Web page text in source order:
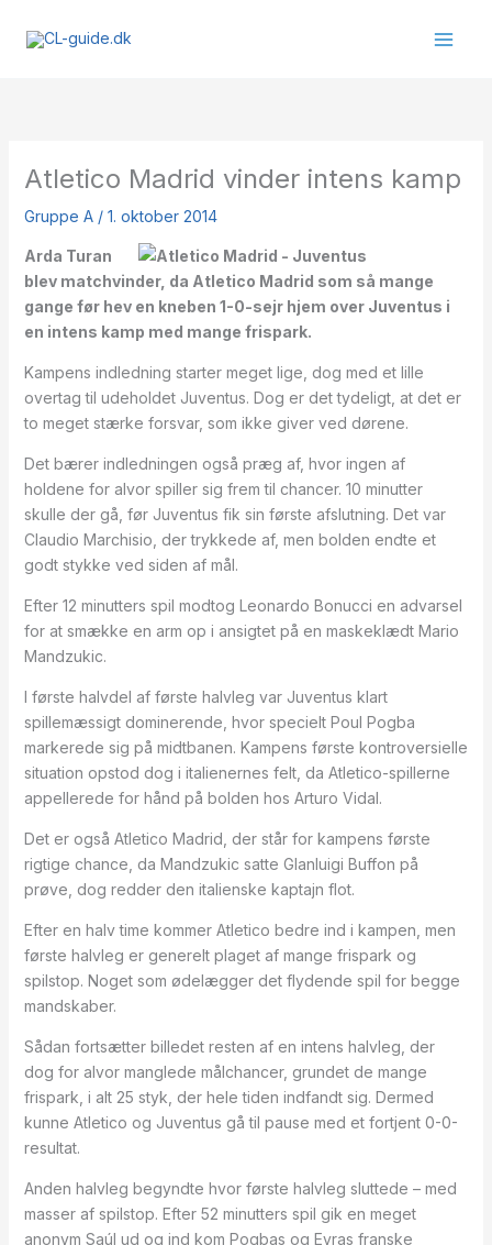
Atletico Madrid vinder intens kamp
Gruppe A/ 1. oktober 2014
Arda Turan
blev matchvinder, da Atletico Madrid som så mange
gange før hev en kneben 1-0-sejr hjem over Juventus i
en intens kamp med mange frispark.
Kampens indledning starter meget lige, dog med et lille
overtag til udeholdet Juventus. Dog er det tydeligt, at det er
to meget stærke forsvar, som ikke giver ved dørene.
Det bærer indledningen også præg af, hvor ingen af
holdene for alvor spiller sig frem til chancer. 10 minutter
skulle der gå, før Juventus fik sin første afslutning. Det var
Claudio Marchisio, der trykkede af, men bolden endte et
godt stykke ved siden af mål.
Efter 12 minutters spil modtog Leonardo Bonucci en advarsel
for at smække en arm op i ansigtet på en maskeklædt Mario
Mandzukic.
I første halvdel af første halvleg var Juventus klart
spillemæssigt dominerende, hvor specielt Poul Pogba
markerede sig på midtbanen. Kampens første kontroversielle
situation opstod dog i italienernes felt, da Atletico-spillerne
appellerede for hånd på bolden hos Arturo Vidal.
Det er også Atletico Madrid, der står for kampens første
rigtige chance, da Mandzukic satte GIanluigi Buffon på
prøve, dog redder den italienske kaptajn flot.
Efter en halv time kommer Atletico bedre ind i kampen, men
første halvleg er generelt plaget af mange frispark og
spilstop. Noget som ødelægger det flydende spil for begge
mandskaber.
Sådan fortsætter billedet resten af en intens halvleg, der
dog for alvor manglede målchancer, grundet de mange
frispark, i alt 25 styk, der hele tiden indfandt sig. Dermed
kunne Atletico og Juventus gå til pause med et fortjent 0-0-
resultat.
Anden halvleg begyndte hvor første halvleg sluttede – med
masser af spilstop. Efter 52 minutters spil gik en meget
anonym Saúl ud og ind kom Pogbas og Evras franske